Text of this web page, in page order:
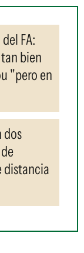
FA:
bien
"pero en
dos
distancia